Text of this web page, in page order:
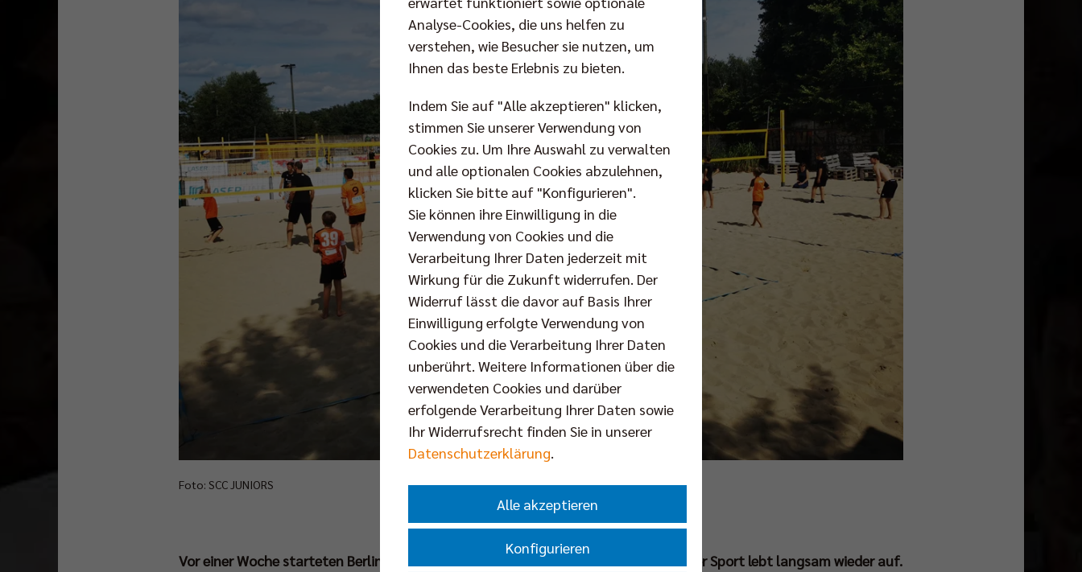
Foto: SCC JUNIORS
Vor einer Woche starteten Berlins Schulen wieder ihren Schulunterricht und auch der Sport lebt langsam wieder auf.
Analyse-Cookies, die uns helfen zu
verstehen, wie Besucher sie nutzen, um
Ihnen das beste Erlebnis zu bieten.
Indem Sie auf "Alle akzeptieren" klicken,
stimmen Sie unserer Verwendung von
Cookies zu. Um Ihre Auswahl zu verwalten
und alle optionalen Cookies abzulehnen,
klicken Sie bitte auf "Konfigurieren".
Sie können ihre Einwilligung in die
Verwendung von Cookies und die
Verarbeitung Ihrer Daten jederzeit mit
Wirkung für die Zukunft widerrufen. Der
Widerruf lässt die davor auf Basis Ihrer
Einwilligung erfolgte Verwendung von
Cookies und die Verarbeitung Ihrer Daten
unberührt. Weitere Informationen über die
verwendeten Cookies und darüber
erfolgende Verarbeitung Ihrer Daten sowie
Ihr Widerrufsrecht finden Sie in unserer
Datenschutzerklärung.
Alle akzeptieren
Konfigurieren